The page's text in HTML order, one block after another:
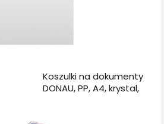
Koszulki na dokumenty
DONAU, PP, A4, krystal,